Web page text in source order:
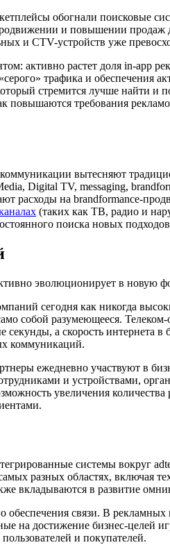
обогнали поисковые
и повышении
и CTV-устройств уже
активно растет доля in-app
трафика и обеспечения
стремится лучше найти
повышаются требования
вытесняют
Digital TV, messaging,
расходы на brandformance-
(таких как ТВ, радио и
поиска новых
эволюционирует в новую
сегодня как никогда
собой разумеющееся.
секунды, а скорость
коммуникаций.
ежедневно участвуют в
и устройствами,
увеличения
системы вокруг
разных областях,
вкладываются в развитие
обеспечения связи. В
на достижение бизнес-целей
и покупателей.